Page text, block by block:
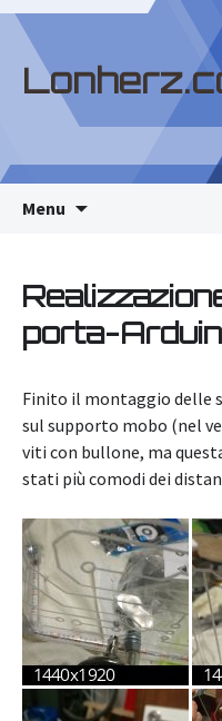
Menu
porta-
Finito il montaggio delle
sul supporto mobo (nel
viti con bullone, ma
stati più comodi dei